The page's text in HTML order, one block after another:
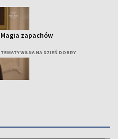
Magia zapachów
TEMATY WILNA NA DZIEŃ DOBRY